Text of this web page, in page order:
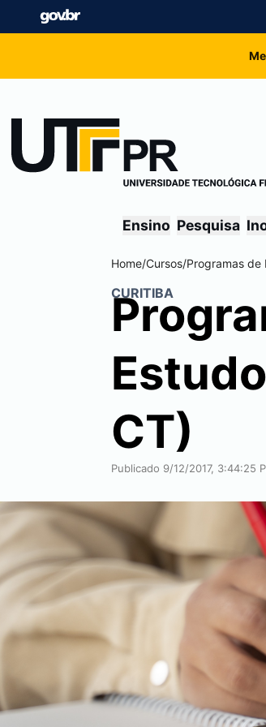
Ensino Pesquisa
Home/Cursos/Programas de
CURITIBA
CT)
Publicado 9/12/2017, 3:44:25